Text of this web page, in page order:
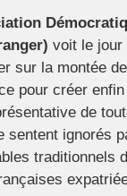
voit le jour
sur la montée
pour créer enfin
de
sentent ignorés
traditionnels